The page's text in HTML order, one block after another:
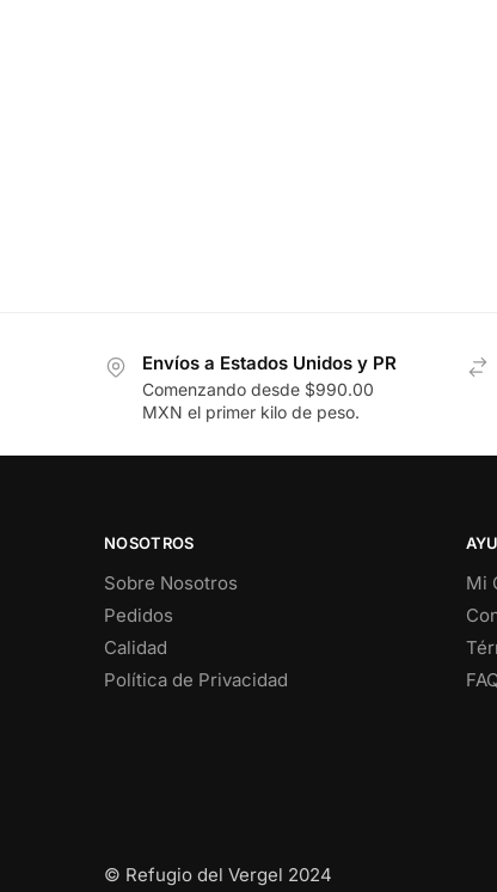
Envíos a Estados Unidos y PR
Comenzando desde $990.00
MXN el primer kilo de peso.
NOSOTROS
Sobre Nosotros
Pedidos
Calidad
Política de Privacidad
Mi
© Refugio del Vergel 2024